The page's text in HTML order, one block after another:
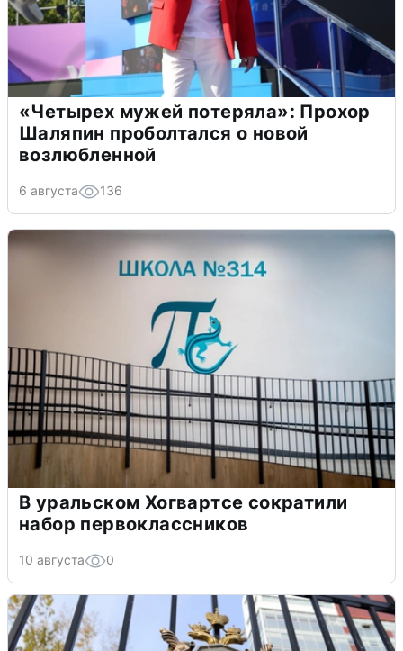
«Четырех мужей потеряла»: Прохор
Шаляпин проболтался о новой
возлюбленной
6 августа 136
В уральском Хогвартсе сократили
набор первоклассников
10 августа 0